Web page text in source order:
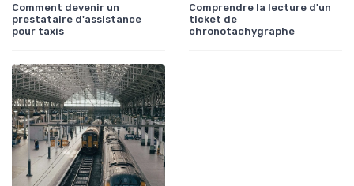
Comment devenir un
prestataire d'assistance
pour taxis
Comprendre la lecture d'un
ticket de
chronotachygraphe